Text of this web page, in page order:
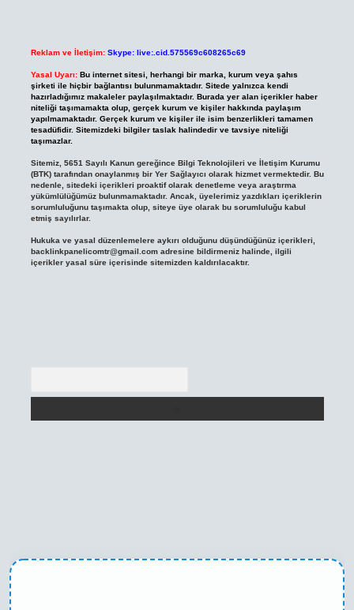
Reklam ve İletişim: Skype: live:.cid.575569c608265c69
Yasal Uyarı: Bu internet sitesi, herhangi bir marka, kurum veya şahıs
şirketi ile hiçbir bağlantısı bulunmamaktadır. Sitede yalnızca kendi
hazırladığımız makaleler paylaşılmaktadır. Burada yer alan içerikler haber
niteliği taşımamakta olup, gerçek kurum ve kişiler hakkında paylaşım
yapılmamaktadır. Gerçek kurum ve kişiler ile isim benzerlikleri tamamen
tesadüfidir. Sitemizdeki bilgiler taslak halindedir ve tavsiye niteliği
taşımazlar.
Sitemiz, 5651 Sayılı Kanun gereğince Bilgi Teknolojileri ve İletişim Kurumu
(BTK) tarafından onaylanmış bir Yer Sağlayıcı olarak hizmet vermektedir. Bu
nedenle, sitedeki içerikleri proaktif olarak denetleme veya araştırma
yükümlülüğümüz bulunmamaktadır. Ancak, üyelerimiz yazdıkları içeriklerin
sorumluluğunu taşımakta olup, siteye üye olarak bu sorumluluğu kabul
etmiş sayılırlar.
Hukuka ve yasal düzenlemelere aykırı olduğunu düşündüğünüz içerikleri,
backlinkpanelicomtr@gmail.comadresine bildirmeniz halinde, ilgili
içerikler yasal süre içerisinde sitemizden kaldırılacaktır.